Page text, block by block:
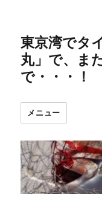
東京湾でタ
丸」で、ま
で・・・！
メニュー